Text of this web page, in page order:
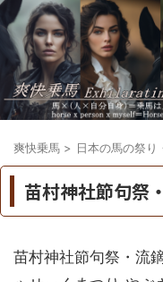
爽快乗馬 > 日本の馬の祭り
苗村神社節句祭
苗村神社節句祭・流